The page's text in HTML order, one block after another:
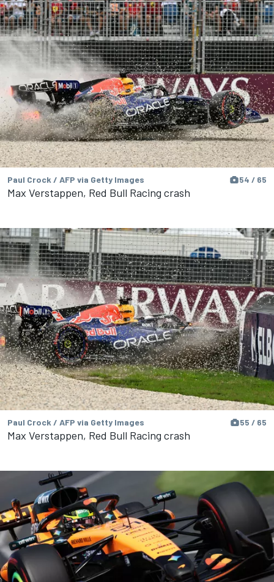
Paul Crock / AFP via Getty Images 54 / 65
Max Verstappen, Red Bull Racing crash
Paul Crock / AFP via Getty Images 55 / 65
Max Verstappen, Red Bull Racing crash